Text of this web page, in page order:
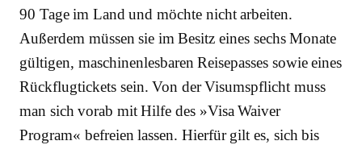
90 Tage im Land und möchte nicht arbeiten.
Außerdem müssen sie im Besitz eines sechs Monate
gültigen, maschinenlesbaren Reisepasses sowie eines
Rückflugtickets sein. Von der Visumspflicht muss
man sich vorab mit Hilfe des »Visa Waiver
Program« befreien lassen. Hierfür gilt es, sich bis